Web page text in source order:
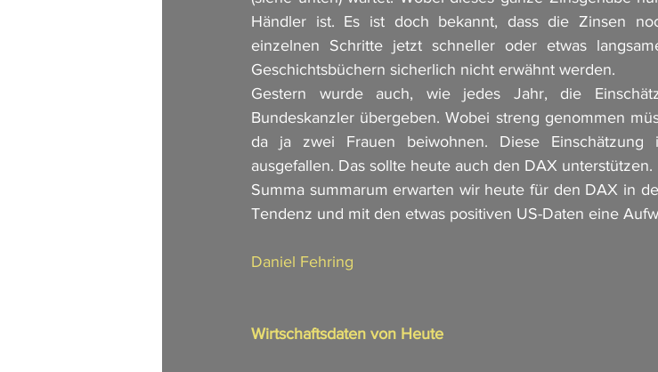
Händler ist. Es ist doch bekannt, dass die Zinsen
einzelnen Schritte jetzt schneller oder etwas
Geschichtsbüchern sicherlich nicht erwähnt werden.
Gestern wurde auch, wie jedes Jahr, die
Bundeskanzler übergeben. Wobei streng genommen
da ja zwei Frauen beiwohnen. Diese Einschätzung
ausgefallen. Das sollte heute auch den DAX unterstützen.
Summa summarum erwarten wir heute für den DAX in
Tendenz und mit den etwas positiven US-Daten eine
Daniel Fehring
Wirtschaftsdaten von Heute